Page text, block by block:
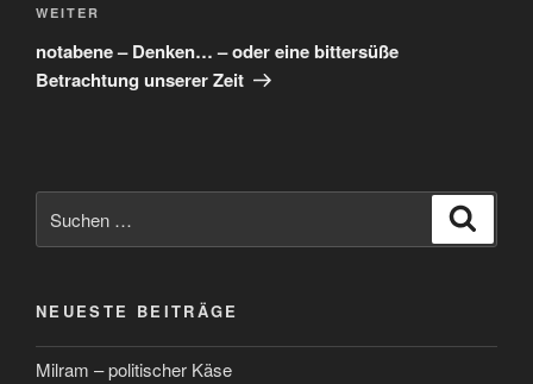
Nächster
Beitrag
WEITER
notabene – Denken… – oder eine bittersüße
Betrachtung unserer Zeit
nach:
NEUESTE BEITRÄGE
Milram – politischer Käse